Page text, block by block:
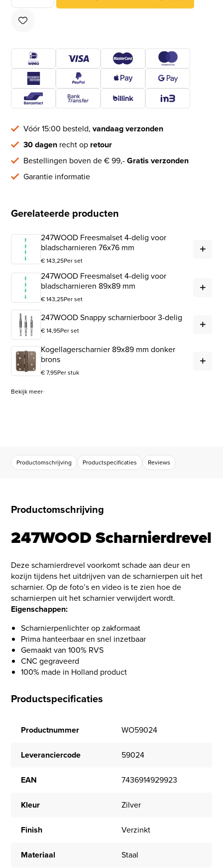
Vóór 15:00 besteld,vandaag verzonden
30 dagen recht op retour
Bestellingen boven de € 99,-Gratis verzonden
Garantie informatie
Gerelateerde producten
247WOOD Freesmalset 4-delig voor
bladscharnieren 76x76 mm
€143,25Per set
247WOOD Freesmalset 4-delig voor
bladscharnieren 89x89 mm
€143,25Per set
247WOOD Snappy scharnierboor 3-delig
€14,95Per set
Kogellagerscharnier 89x89 mm donker
brons
€7,95Per stuk
Bekijk meer
Productomschrijving Productspecificaties Reviews
Productomschrijving
247WOOD Scharnierdrevel
Deze scharnierdrevel voorkomt schade aan deur en
kozijn tijdens het uitdrijven van de scharnierpen uit het
scharnier. Op de foto’s en video is te zien hoe de
scharnierpen uit het scharnier verwijdert wordt.
Eigenschappen:
Scharnierpenlichter op zakformaat
Prima hanteerbaar en snel inzetbaar
Gemaakt van 100% RVS
CNC gegraveerd
100% made in Holland product
Productspecificaties
Productnummer WO59024
Leveranciercode 59024
EAN 7436914929923
Kleur Zilver
Finish Verzinkt
Materiaal Staal